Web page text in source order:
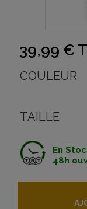
39,99 €
COULEUR
TAILLE
En
48h